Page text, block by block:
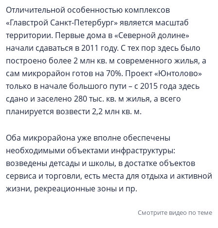
Отличительной особенностью комплексов
«Главстрой Санкт-Петербург» является масштаб
территории. Первые дома в «Северной долине»
начали сдаваться в 2011 году. С тех пор здесь было
построено более 2 млн кв. м современного жилья, а
сам микрорайон готов на 70%. Проект «Юнтолово»
только в начале большого пути – с 2015 года здесь
сдано и заселено 280 тыс. кв. м жилья, а всего
планируется возвести 2,2 млн кв. м.
Оба микрорайона уже вполне обеспечены
необходимыми объектами инфраструктуры:
возведены детсады и школы, в достатке объектов
сервиса и торговли, есть места для отдыха и активной
жизни, рекреационные зоны и пр.
Смотрите видео по теме